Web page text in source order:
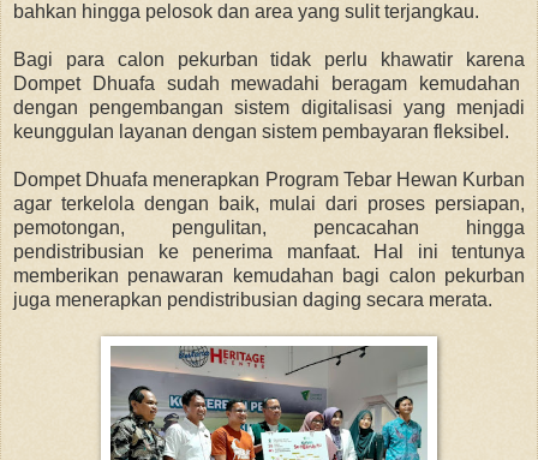
bahkan hingga pelosok dan area yang sulit terjangkau.
Bagi para calon pekurban tidak perlu khawatir karena
Dompet Dhuafa sudah mewadahi beragam kemudahan
dengan pengembangan sistem digitalisasi yang menjadi
keunggulan layanan dengan sistem pembayaran fleksibel.
Dompet Dhuafa menerapkan Program Tebar Hewan Kurban
agar terkelola dengan baik, mulai dari proses persiapan,
pemotongan, pengulitan, pencacahan hingga
pendistribusian ke penerima manfaat.
Hal ini tentunya
memberikan penawaran kemudahan bagi calon pekurban
juga menerapkan pendistribusian daging secara merata.